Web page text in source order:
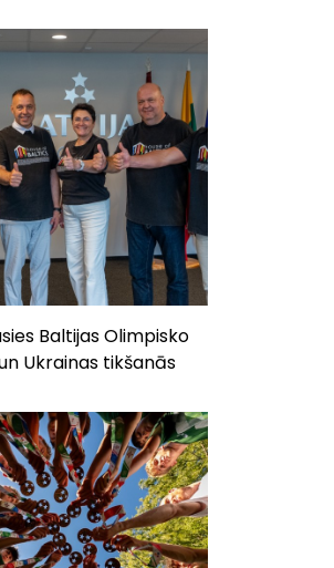
Baltijas Olimpisko
Ukrainas tikšanās